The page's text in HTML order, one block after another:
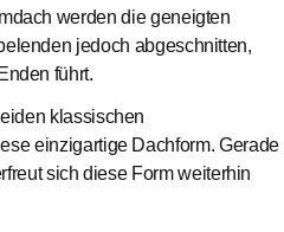
werden die geneigten
jedoch abgeschnitten,
führt.
klassischen
einzigartige Dachform. Gerade
sich diese Form weiterhin